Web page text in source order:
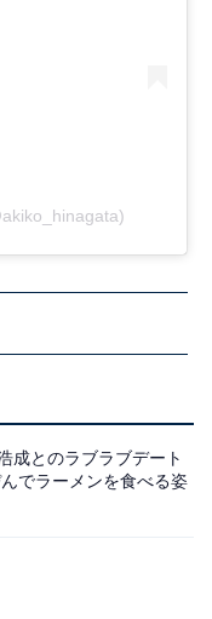
成とのラブラブデート
でラーメンを食べる姿